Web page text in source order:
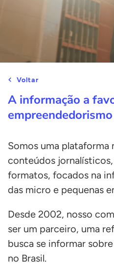
Voltar
A informação a
empreendedorismo
Somos uma plataforma
conteúdos
formatos, focados na
das micro e pequenas
Desde 2002, nosso
ser um parceiro, uma
busca se informar
no Brasil.